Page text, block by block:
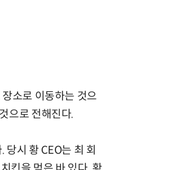
소로 이동하는 것으
으로 전해진다.
시 황 CEO는 최 회